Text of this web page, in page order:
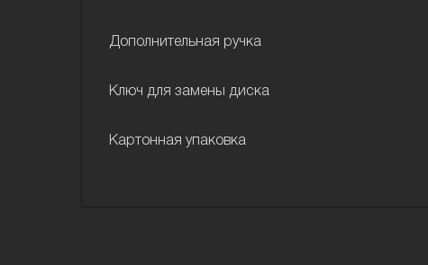
Дополнительная ручка
Ключ для замены диска
Картонная упаковка